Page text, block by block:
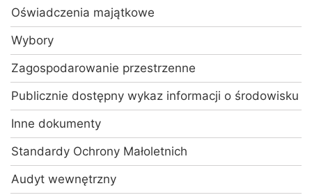
Oświadczenia majątkowe
Wybory
Zagospodarowanie przestrzenne
Publicznie dostępny wykaz informacji o środowisku
Inne dokumenty
Standardy Ochrony Małoletnich
Audyt wewnętrzny